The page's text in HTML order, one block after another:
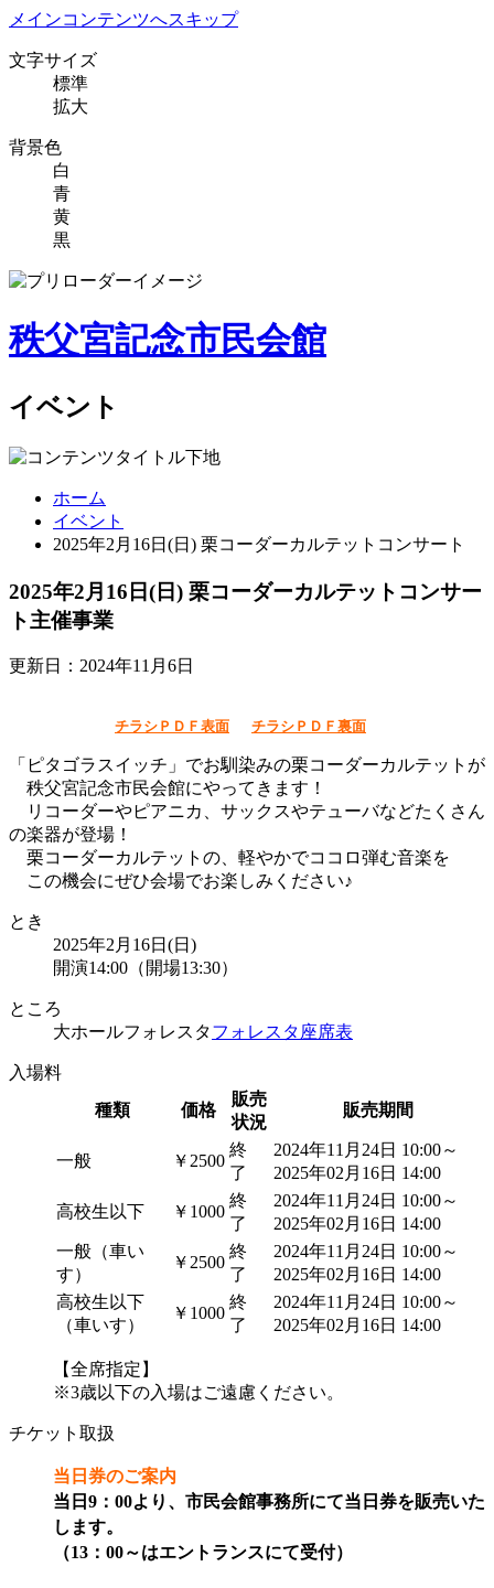
メインコンテンツへスキップ
文字サイズ
標準
拡大
背景色
白
青
黄
黒
秩父宮記念市民会館
イベント
ホーム
イベント
2025年2月16日(日) 栗コーダーカルテットコンサート
2025年2月16日(日) 栗コーダーカルテットコンサー
ト主催事業
更新日：2024年11月6日
チラシＰＤＦ表面 チラシＰＤＦ裏面
「ピタゴラスイッチ」でお馴染みの栗コーダーカルテットが
秩父宮記念市民会館にやってきます！
リコーダーやピアニカ、サックスやテューバなどたくさん
の楽器が登場！
栗コーダーカルテットの、軽やかでココロ弾む音楽を
この機会にぜひ会場でお楽しみください♪
とき
2025年2月16日(日)
開演14:00（開場13:30）
ところ
大ホールフォレスタフォレスタ座席表
入場料
種類
価格
販売
状況
販売期間
一般 ￥2500
終
了
2024年11月24日 10:00～
2025年02月16日 14:00
高校生以下 ￥1000
終
了
2024年11月24日 10:00～
2025年02月16日 14:00
一般（車い
す）
￥2500
終
了
2024年11月24日 10:00～
2025年02月16日 14:00
高校生以下
（車いす）
￥1000
終
了
2024年11月24日 10:00～
2025年02月16日 14:00
【全席指定】
※3歳以下の入場はご遠慮ください。
チケット取扱
当日券のご案内
当日9 ：00より、市民会館事務所にて当日券を販売いた
します。
（13：00～はエントランスにて受付）